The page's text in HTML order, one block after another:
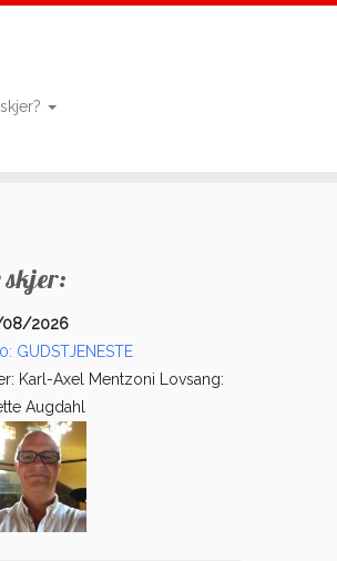
skjer:
2026
GUDSTJENESTE
Karl-Axel Mentzoni Lovsang:
Augdahl